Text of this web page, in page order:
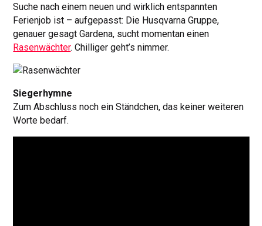
Suche nach einem neuen und wirklich entspannten
Ferienjob ist – aufgepasst: Die Husqvarna Gruppe,
genauer gesagt Gardena, sucht momentan einen
Rasenwächter. Chilliger geht’s nimmer.
Siegerhymne
Zum Abschluss noch ein Ständchen, das keiner weiteren
Worte bedarf.